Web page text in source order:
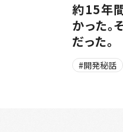
約15年
かった
だった。
#開発秘話